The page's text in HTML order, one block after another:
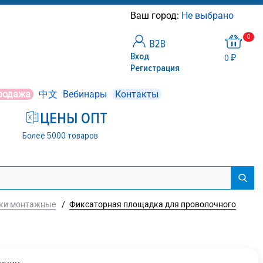
Ваш город: Не выбрано
Вход
Регистрация
0
0 ₽
中文 Вебинары Контакты
ЦЕНЫ ОПТ
Более 5000 товаров
монтажные / Фиксаторная площадка для проволочного